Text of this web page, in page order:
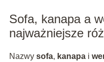
Sofa, kanapa a
najważniejsze
Nazwy sofa, kanapai